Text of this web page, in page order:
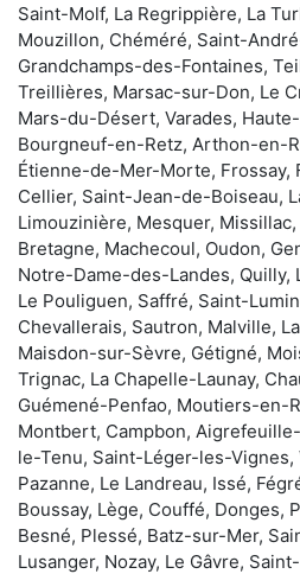
Saint-Molf, La Regrippière, La
Mouzillon, Chéméré, Saint-
Grandchamps-des-Fontaines,
Treillières, Marsac-sur-Don, Le
Mars-du-Désert, Varades,
Bourgneuf-en-Retz, Arthon-en-
Étienne-de-Mer-Morte, Frossay,
Cellier, Saint-Jean-de-Boiseau,
Limouzinière, Mesquer,
Bretagne, Machecoul, Oudon,
Notre-Dame-des-Landes, Quilly,
Le Pouliguen, Saffré, Saint-
Chevallerais, Sautron, Malville,
Maisdon-sur-Sèvre, Gétigné,
Trignac, La Chapelle-Launay,
Guémené-Penfao, Moutiers-en-
Montbert, Campbon,
le-Tenu, Saint-Léger-les-
Pazanne, Le Landreau, Issé,
Boussay, Lège, Couffé, Donges,
Besné, Plessé, Batz-sur-Mer,
Lusanger, Nozay, Le Gâvre,